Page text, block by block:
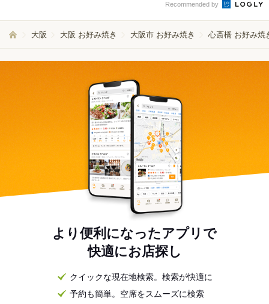
Recommended by
大阪 大阪 お好み焼き 大阪市 お好み焼き 心斎橋 お好み焼
より便利になったアプリで
快適にお店探し
クイックな現在地検索。検索が快適に
予約も簡単。空席をスムーズに検索